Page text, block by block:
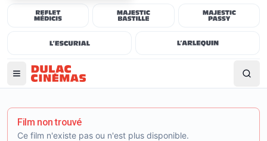
Film non trouvé
Ce film n'existe pas ou n'est plus disponible.